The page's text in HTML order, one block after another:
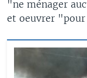
"ne ménager
et oeuvrer